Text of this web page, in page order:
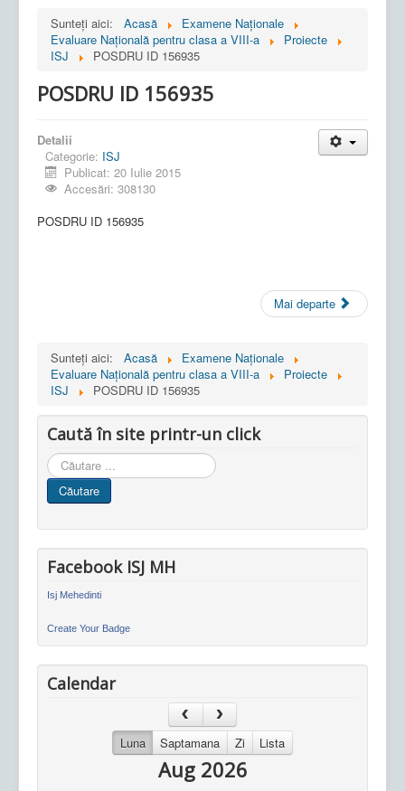
Sunteți aici:
Acasă
Examene Naționale
Evaluare Națională pentru clasa a VIII-a
Proiecte
ISJ
POSDRU ID 156935
POSDRU ID 156935
Detalii
Categorie: ISJ
Publicat: 20 Iulie 2015
Accesări: 308130
POSDRU ID 156935
Mai departe
Sunteți aici: Acasă
Examene Naționale
Evaluare Națională pentru clasa a VIII-a
Proiecte
ISJ
POSDRU ID 156935
Caută în site printr-un click
Cauta
in
site
Căutare
Facebook ISJ MH
Isj Mehedinti
Create Your Badge
Calendar
Luna Saptamana Zi Lista
Aug 2026